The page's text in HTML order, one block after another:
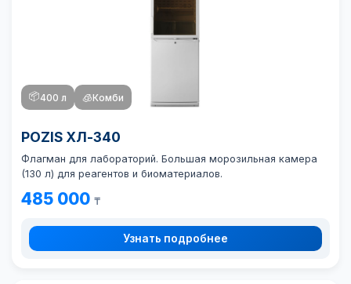
📦400 л 🧊Комби
POZIS ХЛ-340
Флагман для лабораторий. Большая морозильная камера
(130 л) для реагентов и биоматериалов.
485 000 ₸
Узнать подробнее